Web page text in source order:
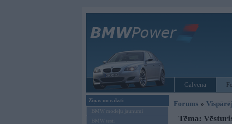
Galvenā
Ziņas un raksti
BMW modeļu jaunumi
BMW testi
Forums »
Tēma: